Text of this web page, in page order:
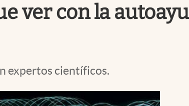
ver con la
expertos científicos.